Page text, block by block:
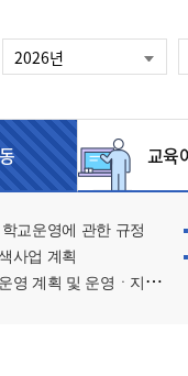
교육
교운영에 관한 규정
사업 계획
계획 및 운영ㆍ지원현황